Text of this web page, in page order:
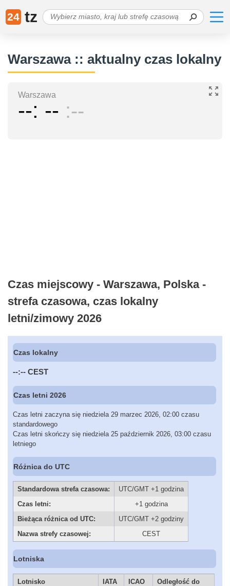
24 tz
Warszawa :: aktualny czas lokalny
Warszawa
-- -- --
Czas miejscowy - Warszawa, Polska -
strefa czasowa, czas lokalny
letni/zimowy 2026
Czas lokalny
--:-- CEST
Czas letni 2026
Czas letni zaczyna się niedziela 29 marzec 2026, 02:00 czasu
standardowego
Czas letni skończy się niedziela 25 październik 2026, 03:00 czasu
letniego
Różnica do UTC
Standardowa strefa czasowa:
UTC/GMT +1 godzina
Czas letni:
+1 godzina
Bieżąca różnica od UTC:
UTC/GMT +2 godziny
Nazwa strefy czasowej:
CEST
Lotniska
Lotnisko IATA ICAO
Odległość do